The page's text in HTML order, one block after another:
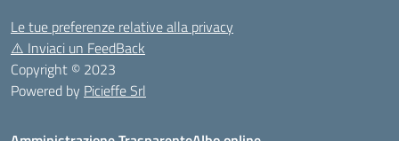
Le tue preferenze relative alla privacy
⚠️ Inviaci un FeedBack
Copyright © 2023
Powered by Picieffe Srl